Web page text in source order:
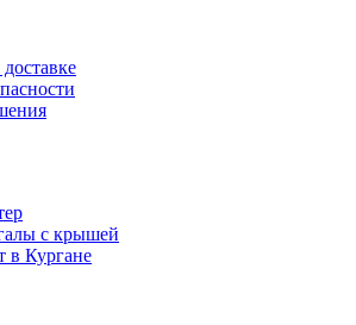
с крышей
в Кургане